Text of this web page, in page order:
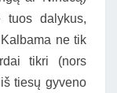
dalykus,
ne tik
tikri (nors
tiesų gyveno